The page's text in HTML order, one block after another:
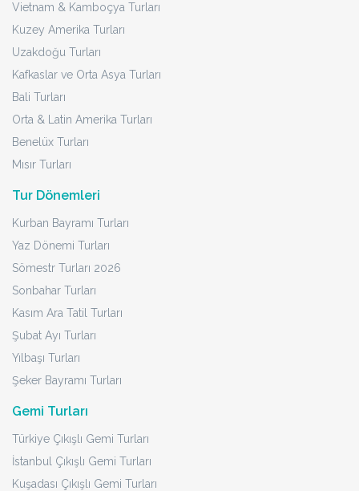
Vietnam & Kamboçya Turları
Kuzey Amerika Turları
Uzakdoğu Turları
Kafkaslar ve Orta Asya Turları
Bali Turları
Orta & Latin Amerika Turları
Benelüx Turları
Mısır Turları
Tur Dönemleri
Kurban Bayramı Turları
Yaz Dönemi Turları
Sömestr Turları 2026
Sonbahar Turları
Kasım Ara Tatil Turları
Şubat Ayı Turları
Yılbaşı Turları
Şeker Bayramı Turları
Gemi Turları
Türkiye Çıkışlı Gemi Turları
İstanbul Çıkışlı Gemi Turları
Kuşadası Çıkışlı Gemi Turları